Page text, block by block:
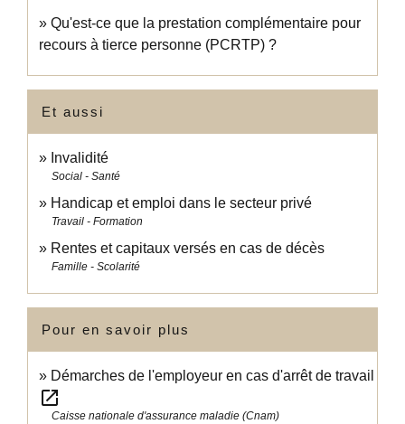
Qu'est-ce que la prestation complémentaire pour
recours à tierce personne (PCRTP) ?
Et aussi
Invalidité
Social - Santé
Handicap et emploi dans le secteur privé
Travail - Formation
Rentes et capitaux versés en cas de décès
Famille - Scolarité
Pour en savoir plus
Démarches de l'employeur en cas d'arrêt de travail
open_in_new
Caisse nationale d'assurance maladie (Cnam)